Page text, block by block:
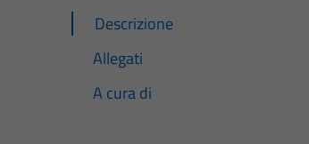
Descrizione
Allegati
A cura di